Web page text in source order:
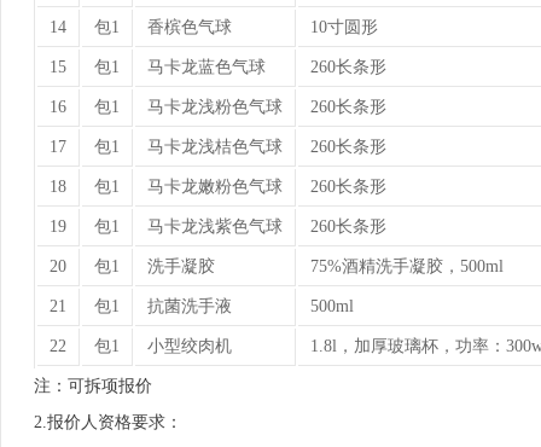
14 包1 香槟色气球 10寸圆形
15 包1 马卡龙蓝色气球 260长条形
16 包1 马卡龙浅粉色气球 260长条形
17 包1 马卡龙浅桔色气球 260长条形
18 包1 马卡龙嫩粉色气球 260长条形
19 包1 马卡龙浅紫色气球 260长条形
20 包1 洗手凝胶 75%酒精洗手凝胶，500ml
21 包1 抗菌洗手液 500ml
22 包1 小型绞肉机 1.8l，加厚玻璃杯，功率：
注：可拆项报价
2.报价人资格要求：